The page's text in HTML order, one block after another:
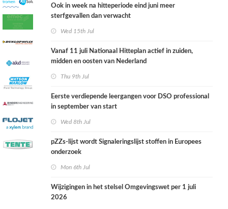
Ook in week na hitteperiode eind juni meer
sterfgevallen dan verwacht
Wed 15th Jul
Vanaf 11 juli Nationaal Hitteplan actief in zuiden,
midden en oosten van Nederland
Thu 9th Jul
Eerste verdiepende leergangen voor DSO professional
in september van start
Wed 8th Jul
pZZs-lijst wordt Signaleringslijst stoffen in Europees
onderzoek
Mon 6th Jul
Wijzigingen in het stelsel Omgevingswet per 1 juli
2026